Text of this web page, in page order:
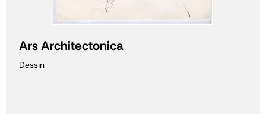
Ars Architectonica
Dessin